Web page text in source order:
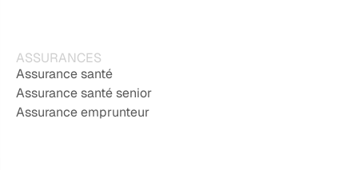
ASSURANCES
Assurance santé
Assurance santé senior
Assurance emprunteur